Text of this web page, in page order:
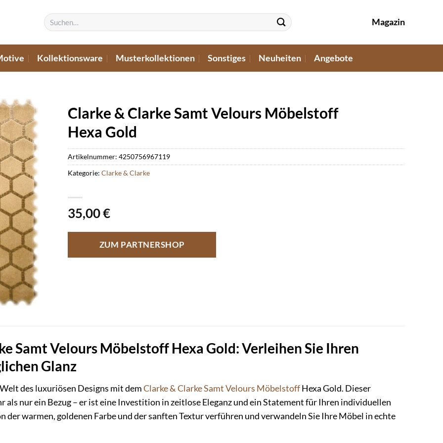
Suchen
nach:
Magazin
Kollektionsware Musterkollektionen Sonstiges Neuheiten Angebote
Clarke & Clarke Samt Velours Möbelstoff
Hexa Gold
35,00€
ZUM PARTNERSHOP
Artikelnummer:4250756967119
Kategorie:Clarke & Clarke
Samt Velours Möbelstoff Hexa Gold: Verleihen Sie Ihren
Glanz
des luxuriösen Designs mit demClarke & ClarkeSamt Velours MöbelstoffHexa Gold. Dieser
als nur ein Bezug – er ist eine Investition in zeitlose Eleganz und ein Statement für Ihren individuellen
der warmen, goldenen Farbe und der sanften Textur verführen und verwandeln Sie Ihre Möbel in echte